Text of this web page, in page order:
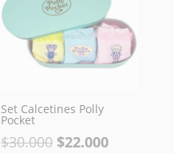
Set Calcetines Polly
Pocket
$30.000 El
$22.000El